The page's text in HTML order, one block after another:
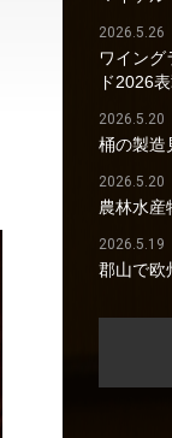
2026.5.26
ワイング
ド2026
2026.5.20
桶の製造
2026.5.20
農林水産
2026.5.19
郡山で欧